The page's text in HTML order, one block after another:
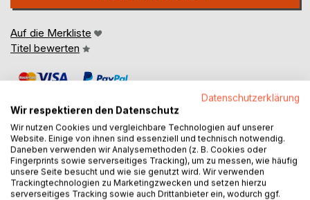
Auf die Merkliste
Titel bewerten
BESCHREIBUNG
Die erste Stadt auf dem Mars, gegründet vor dreißig
Datenschutzerklärung
Wir respektieren den Datenschutz
Wir nutzen Cookies und vergleichbare Technologien auf unserer
Website. Einige von ihnen sind essenziell und technisch notwendig.
Daneben verwenden wir Analysemethoden (z. B. Cookies oder
Fingerprints sowie serverseitiges Tracking), um zu messen, wie häufig
unsere Seite besucht und wie sie genutzt wird. Wir verwenden
Trackingtechnologien zu Marketingzwecken und setzen hierzu
serverseitiges Tracking sowie auch Drittanbieter ein, wodurch ggf.